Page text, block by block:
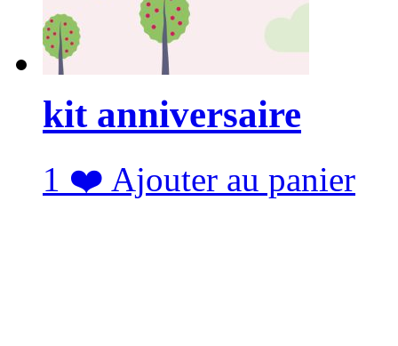
kit anniversaire
1 ❤️ Ajouter au panier